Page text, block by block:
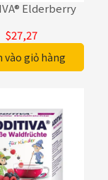
Elderberry
$27,27
vào giỏ hàng